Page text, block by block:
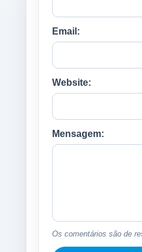
Email:
Website:
Mensagem:
Os comentários são de